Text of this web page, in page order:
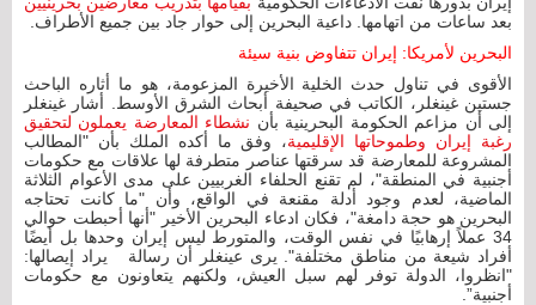
بعد ساعات من اتهامها. داعية البحرين إلى حوار جاد بين جميع الأطراف.
البحرين لأمريكا: إيران تتفاوض بنية سيئة
الأقوى في تناول حدث الخلية الأخيرة المزعومة، هو ما أثاره الباحث
جستين غينغلر، الكاتب في صحيفة أبحاث الشرق الأوسط. أشار غينغلر
إلى أن مزاعم الحكومة البحرينية بأن نشطاء المعارضة يعملون لتحقيق
رغبة إيران وطموحاتها الإقليمية، وفق ما أكده الملك بأن "المطالب
المشروعة للمعارضة قد سرقتها عناصر متطرفة لها علاقات مع حكومات
أجنبية في المنطقة"، لم تقنع الحلفاء الغربيين على مدى الأعوام الثلاثة
الماضية، لعدم وجود أدلة مقنعة في الواقع، وأن "ما كانت تحتاجه
البحرين هو حجة دامغة"، فكان ادعاء البحرين الأخير "أنها أحبطت حوالي
34 عملاً إرهابيًا في نفس الوقت، والمتورط ليس إيران وحدها بل أيضًا
أفراد شيعة من مناطق مختلفة". يرى عينغلر أن رسالة يراد إيصالها:
"انظروا، الدولة توفر لهم سبل العيش، ولكنهم يتعاونون مع حكومات
أجنبية”.